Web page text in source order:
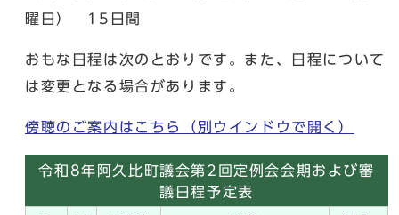
曜日） 15日間
おもな日程は次のとおりです。また、日程について
は変更となる場合があります。
傍聴のご案内はこちら （別ウインドウで開く）
令和8年阿久比町議会第2回定例会会期および審
議日程予定表